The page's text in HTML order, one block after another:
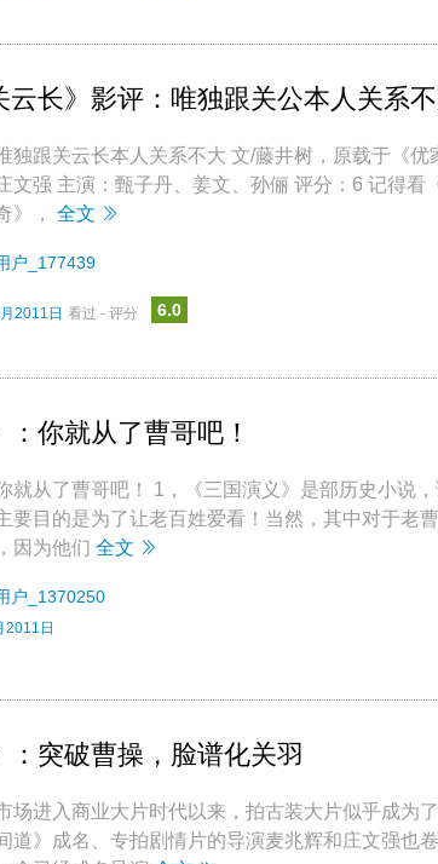
云长》影评：唯独跟关公本人关系
独跟关云长本人关系不大 文/藤井树，原载于《
文强 主演：甄子丹、姜文、孙俪 评分：6 记得看
》，
全文
户_177439
2011日 看过 - 评分 6.0
：你就从了曹哥吧！
就从了曹哥吧！ 1，《三国演义》是部历史小说
要目的是为了让老百姓爱看！当然，其中对于老
因为他们 全文
户_1370250
2011日
：突破曹操，脸谱化关羽
场进入商业大片时代以来，拍古装大片似乎成为
道》成名、专拍剧情片的导演麦兆辉和庄文强也